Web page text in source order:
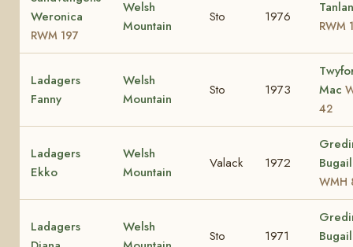
Weronica
RWM 197
Welsh
Mountain
Sto 1976
RWM
Ladagers
Fanny
Welsh
Mountain
Sto 1973
Mac
42
Ladagers
Ekko
Welsh
Mountain
Valack 1972
Bugail
WMH
Ladagers
Welsh
Sto 1971
Bugail